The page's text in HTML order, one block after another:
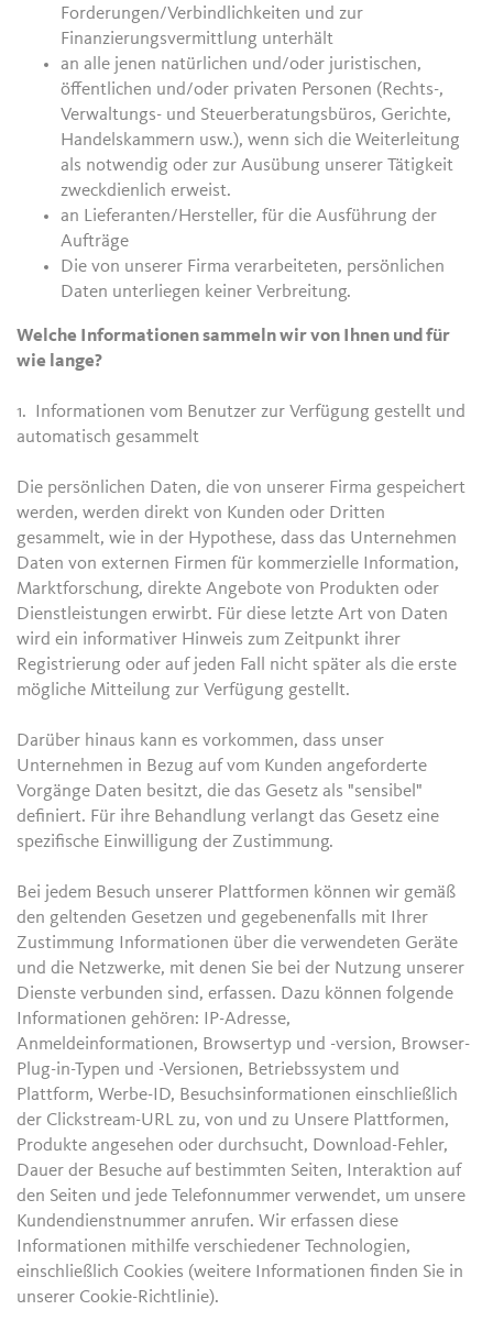
Forderungen/Verbindlichkeiten und zur
Finanzierungsvermittlung unterhält
an alle jenen natürlichen und/oder juristischen,
öffentlichen und/oder privaten Personen (Rechts-,
Verwaltungs- und Steuerberatungsbüros, Gerichte,
Handelskammern usw.), wenn sich die Weiterleitung
als notwendig oder zur Ausübung unserer Tätigkeit
zweckdienlich erweist.
an Lieferanten/Hersteller, für die Ausführung der
Aufträge
Die von unserer Firma verarbeiteten, persönlichen
Daten unterliegen keiner Verbreitung.
Welche Informationen sammeln wir von Ihnen und für
wie lange?
1. Informationen vom Benutzer zur Verfügung gestellt und
automatisch gesammelt
Die persönlichen Daten, die von unserer Firma gespeichert
werden, werden direkt von Kunden oder Dritten
gesammelt, wie in der Hypothese, dass das Unternehmen
Daten von externen Firmen für kommerzielle Information,
Marktforschung, direkte Angebote von Produkten oder
Dienstleistungen erwirbt. Für diese letzte Art von Daten
wird ein informativer Hinweis zum Zeitpunkt ihrer
Registrierung oder auf jeden Fall nicht später als die erste
mögliche Mitteilung zur Verfügung gestellt.
Darüber hinaus kann es vorkommen, dass unser
Unternehmen in Bezug auf vom Kunden angeforderte
Vorgänge Daten besitzt, die das Gesetz als "sensibel"
definiert. Für ihre Behandlung verlangt das Gesetz eine
spezifische Einwilligung der Zustimmung.
Bei jedem Besuch unserer Plattformen können wir gemäß
den geltenden Gesetzen und gegebenenfalls mit Ihrer
Zustimmung Informationen über die verwendeten Geräte
und die Netzwerke, mit denen Sie bei der Nutzung unserer
Dienste verbunden sind, erfassen. Dazu können folgende
Informationen gehören: IP-Adresse,
Anmeldeinformationen, Browsertyp und -version, Browser-
Plug-in-Typen und -Versionen, Betriebssystem und
Plattform, Werbe-ID, Besuchsinformationen einschließlich
der Clickstream-URL zu, von und zu Unsere Plattformen,
Produkte angesehen oder durchsucht, Download-Fehler,
Dauer der Besuche auf bestimmten Seiten, Interaktion auf
den Seiten und jede Telefonnummer verwendet, um unsere
Kundendienstnummer anrufen. Wir erfassen diese
Informationen mithilfe verschiedener Technologien,
einschließlich Cookies (weitere Informationen finden Sie in
unserer Cookie-Richtlinie).